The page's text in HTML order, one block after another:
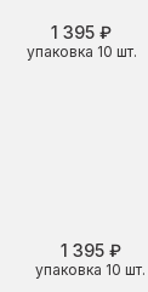
упаковка 10 шт.
1 395 ₽
упаковка 10 шт.
1 395 ₽